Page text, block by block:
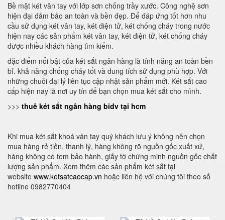
Bề mặt két vân tay với lớp sơn chống trầy xước. Công nghệ sơn
hiện đại đảm bảo an toàn và bền đẹp. Để đáp ứng tốt hơn nhu
cầu sử dụng két vân tay, két điện tử, két chống cháy trong nước
hiện nay các sản phẩm két vân tay, két điện tử, két chống cháy
được nhiều khách hàng tìm kiếm.
đặc điểm nổi bật của két sắt ngân hàng là tính năng an toàn bền
bỉ. khả năng chống cháy tốt và dung tích sử dụng phù hợp. Với
những chuỗi đại lý liên tục cập nhật sản phẩm mới. Két sắt cao
cấp hiện nay là nơi uy tín để bạn chọn mua két sắt cho mình.
>>> thuê két sắt ngân hàng bidv tại hcm
Khi mua két sắt khoá vân tay quý khách lưu ý không nên chọn
mua hàng rẻ tiền, thanh lý, hàng không rõ nguồn gốc xuất xứ,
hàng không có tem bảo hành, giấy tờ chứng minh nguồn gốc chất
lượng sản phẩm. Xem thêm các sản phẩm két sắt tại
website www.ketsatcaocap.vn hoặc liên hệ với chúng tôi theo số
hotline 0982770404